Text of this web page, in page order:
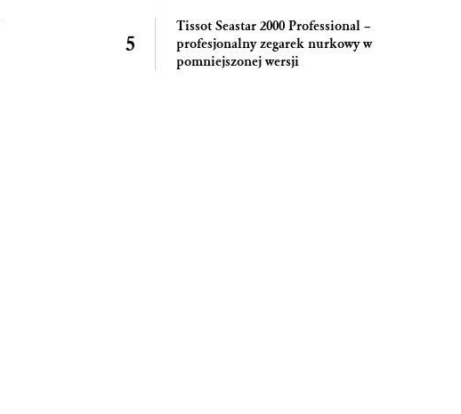
Tissot Seastar 2000 Professional –
profesjonalny zegarek nurkowy w
pomniejszonej wersji